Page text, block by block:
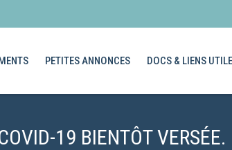
PETITES ANNONCES DOCS & LIENS
19 BIENTÔT VERSÉE.